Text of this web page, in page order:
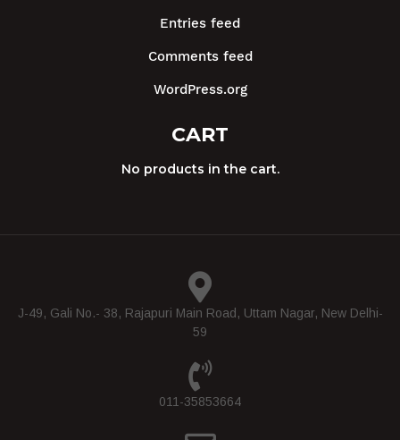
Entries feed
Comments feed
WordPress.org
CART
No products in the cart.
J-49, Gali No.- 38, Rajapuri Main Road, Uttam Nagar, New Delhi-
59
011-35853664